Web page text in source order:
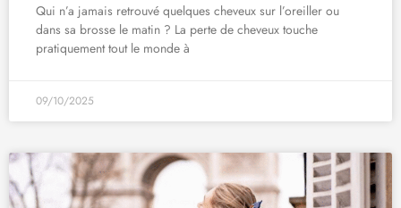
Qui n’a jamais retrouvé quelques cheveux sur l’oreiller ou
dans sa brosse le matin ? La perte de cheveux touche
pratiquement tout le monde à
09/10/2025